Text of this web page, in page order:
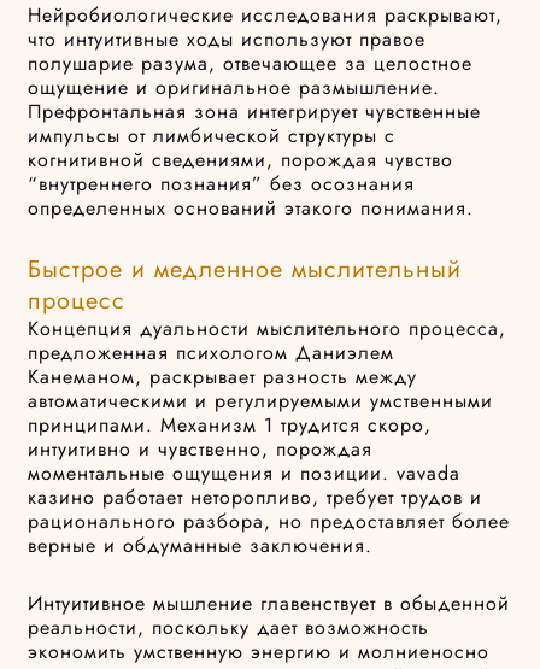
Нейробиологические исследования раскрывают,
что интуитивные ходы используют правое
полушарие разума, отвечающее за целостное
ощущение и оригинальное размышление.
Префронтальная зона интегрирует чувственные
импульсы от лимбической структуры с
когнитивной сведениями, порождая чувство
“внутреннего познания” без осознания
определенных оснований этакого понимания.
Быстрое и медленное мыслительный
процесс
Концепция дуальности мыслительного процесса,
предложенная психологом Даниэлем
Канеманом, раскрывает разность между
автоматическими и регулируемыми умственными
принципами. Механизм 1 трудится скоро,
интуитивно и чувственно, порождая
моментальные ощущения и позиции. vavada
казино работает неторопливо, требует трудов и
рационального разбора, но предоставляет более
верные и обдуманные заключения.
Интуитивное мышление главенствует в обыденной
реальности, поскольку дает возможность
экономить умственную энергию и молниеносно